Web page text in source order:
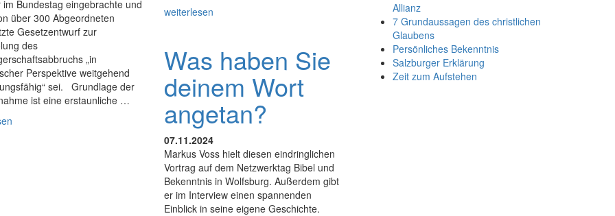
im Bundestag eingebrachte und
über 300 Abgeordneten
Gesetzentwurf zur
des
„in
Perspektive weitgehend
sei. Grundlage der
ist eine erstaunliche …
weiterlesen
Was haben Sie
deinem Wort
angetan?
07.11.2024
Markus Voss hielt diesen eindringlichen
Vortrag auf dem Netzwerktag Bibel und
Bekenntnis in Wolfsburg. Außerdem gibt
er im Interview einen spannenden
Einblick in seine eigene Geschichte.
Allianz
7 Grundaussagen des christlichen
Glaubens
Persönliches Bekenntnis
Salzburger Erklärung
Zeit zum Aufstehen